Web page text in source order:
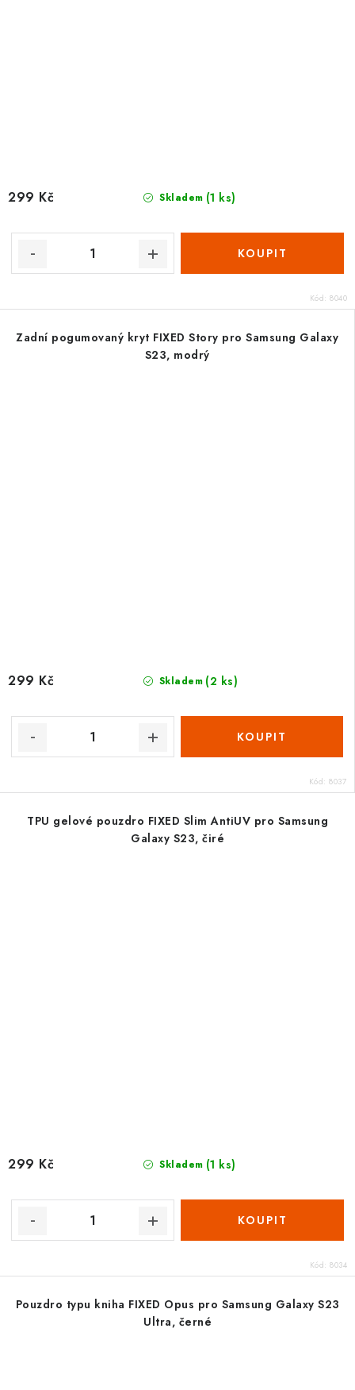
Skladem (1 ks)
299 Kč
Kód: 8040
Zadní pogumovaný kryt FIXED Story pro Samsung Galaxy
S23, modrý
Skladem (2 ks)
299 Kč
Kód: 8037
TPU gelové pouzdro FIXED Slim AntiUV pro Samsung
Galaxy S23, čiré
Skladem (1 ks)
299 Kč
Kód: 8034
Pouzdro typu kniha FIXED Opus pro Samsung Galaxy S23
Ultra, černé